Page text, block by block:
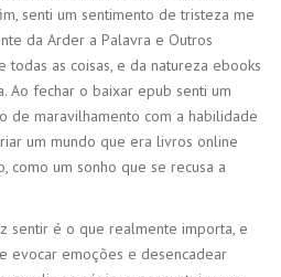
senti um sentimento de tristeza me
da Arder a Palavra e Outros
todas as coisas, e da natureza ebooks
Ao fechar o baixar epub senti um
de maravilhamento com a habilidade
um mundo que era livros online
como um sonho que se recusa a
sentir é o que realmente importa, e
evocar emoções e desencadear